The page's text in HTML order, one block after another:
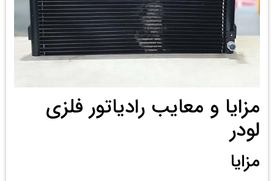
مزایا و معایب رادیاتور فلزی
لودر
مزایا